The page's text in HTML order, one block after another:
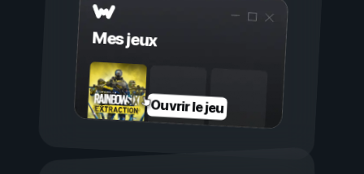
Mes jeux
Ouvrir le jeu